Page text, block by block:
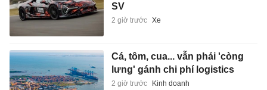
SV
2 giờ trước Xe
Cá, tôm, cua... vẫn phải 'còng
lưng' gánh chi phí logistics
2 giờ trước Kinh doanh